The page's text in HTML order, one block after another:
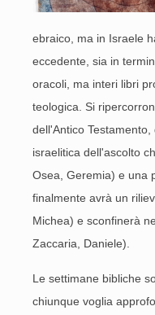
ebraico, ma in Israele
eccedente, sia in
oracoli, ma interi libri
teologica. Si
dell'Antico
israelitica dell'ascolto
Osea, Geremia) e una
finalmente avrà un
Michea) e sconfinerà
Zaccaria, Daniele).
Le settimane bibliche
chiunque voglia